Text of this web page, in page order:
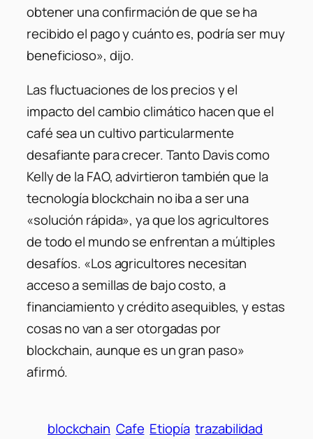
obtener una confirmación de que se ha
recibido el pago y cuánto es, podría ser muy
beneficioso», dijo.
Las fluctuaciones de los precios y el
impacto del cambio climático hacen que el
café sea un cultivo particularmente
desafiante para crecer. Tanto Davis como
Kelly de la FAO, advirtieron también que la
tecnología blockchain no iba a ser una
«solución rápida», ya que los agricultores
de todo el mundo se enfrentan a múltiples
desafíos. «Los agricultores necesitan
acceso a semillas de bajo costo, a
financiamiento y crédito asequibles, y estas
cosas no van a ser otorgadas por
blockchain, aunque es un gran paso»
afirmó.
blockchain Cafe Etiopía trazabilidad